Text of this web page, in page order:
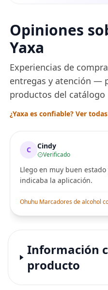
Opiniones
Yaxa
Experiencias de
entregas y atención —
productos del catálogo
¿Yaxa es confiable? Ver
C Cindy
Verificado
Llego en muy buen
indicaba la aplicación.
Información
producto